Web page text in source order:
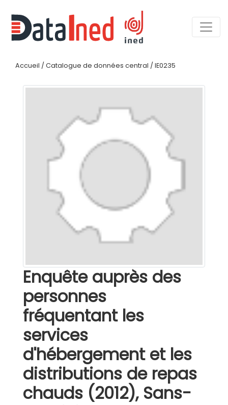
Accueil / Catalogue de données central / IE0235
Enquête auprès des
personnes
fréquentant les
services
d'hébergement et les
distributions de repas
chauds (2012), Sans-